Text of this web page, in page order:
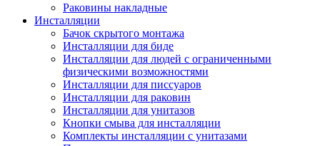
Раковины накладные
Инсталляции
Бачок скрытого монтажа
Инсталляции для биде
Инсталляции для людей с ограниченными
физическими возможностями
Инсталляции для писсуаров
Инсталляции для раковин
Инсталляции для унитазов
Кнопки смыва для инсталляции
Комплекты инсталляции с унитазами